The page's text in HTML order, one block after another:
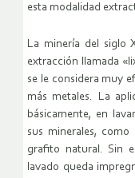
esta modalidad
La minería del siglo
extracción llamada
se le considera muy
más metales. La
básicamente, en
sus minerales,
grafito natural. Sin
lavado queda